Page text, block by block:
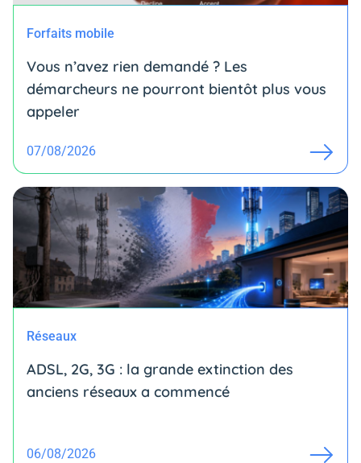
Forfaits mobile
Vous n’avez rien demandé ? Les
démarcheurs ne pourront bientôt plus vous
appeler
07/08/2026
Réseaux
ADSL, 2G, 3G : la grande extinction des
anciens réseaux a commencé
06/08/2026